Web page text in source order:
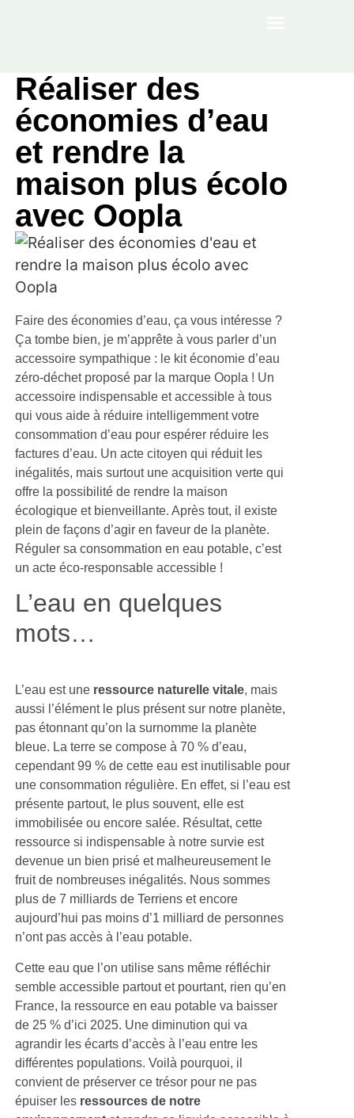
Réaliser des
économies d’eau
et rendre la
maison plus écolo
avec Oopla
Faire des économies d’eau, ça vous intéresse ?
Ça tombe bien, je m’apprête à vous parler d’un
accessoire sympathique : le kit économie d’eau
zéro-déchet proposé par la marque Oopla ! Un
accessoire indispensable et accessible à tous
qui vous aide à réduire intelligemment votre
consommation d’eau pour espérer réduire les
factures d’eau. Un acte citoyen qui réduit les
inégalités, mais surtout une acquisition verte qui
offre la possibilité de rendre la maison
écologique et bienveillante. Après tout, il existe
plein de façons d’agir en faveur de la planète.
Réguler sa consommation en eau potable, c’est
un acte éco-responsable accessible !
L’eau en quelques
mots…
L’eau est une ressource naturelle vitale, mais
aussi l’élément le plus présent sur notre planète,
pas étonnant qu’on la surnomme la planète
bleue. La terre se compose à 70 % d’eau,
cependant 99 % de cette eau est inutilisable pour
une consommation régulière. En effet, si l’eau est
présente partout, le plus souvent, elle est
immobilisée ou encore salée. Résultat, cette
ressource si indispensable à notre survie est
devenue un bien prisé et malheureusement le
fruit de nombreuses inégalités. Nous sommes
plus de 7 milliards de Terriens et encore
aujourd’hui pas moins d’1 milliard de personnes
n’ont pas accès à l’eau potable.
Cette eau que l’on utilise sans même réfléchir
semble accessible partout et pourtant, rien qu’en
France, la ressource en eau potable va baisser
de 25 % d’ici 2025. Une diminution qui va
agrandir les écarts d’accès à l’eau entre les
différentes populations. Voilà pourquoi, il
convient de préserver ce trésor pour ne pas
épuiser les ressources de notre